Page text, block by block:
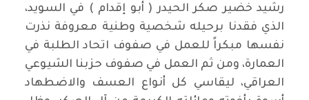
رشيد خضير صكر الحيدر ( أبو إقدام ) في السويد،
الذي فقدنا برحيله شخصية وطنية معروفة نذرت
نفسها مبكراً للعمل في صفوف اتحاد الطلبة في
العمارة، ومن ثم العمل في صفوف حزبنا الشيوعي
العراقي، ليقاسي كل أنواع العسف والاضطهاد